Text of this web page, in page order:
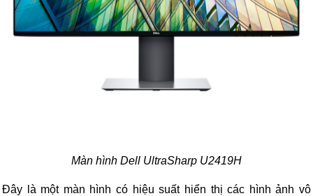
Màn hình Dell UltraSharp U2419H
Đây là một màn hình có hiệu suất hiển thị các hình ảnh vô